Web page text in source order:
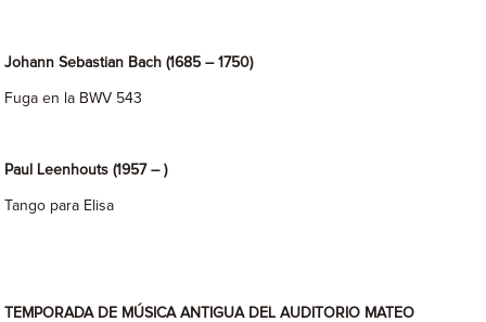
Johann Sebastian Bach (1685 – 1750)
Fuga en la BWV 543
Paul Leenhouts (1957 – )
Tango para Elisa
TEMPORADA DE MÚSICA ANTIGUA DEL AUDITORIO MATEO